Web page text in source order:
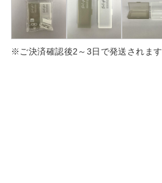
※ご決済確認後2～3日で発送されます